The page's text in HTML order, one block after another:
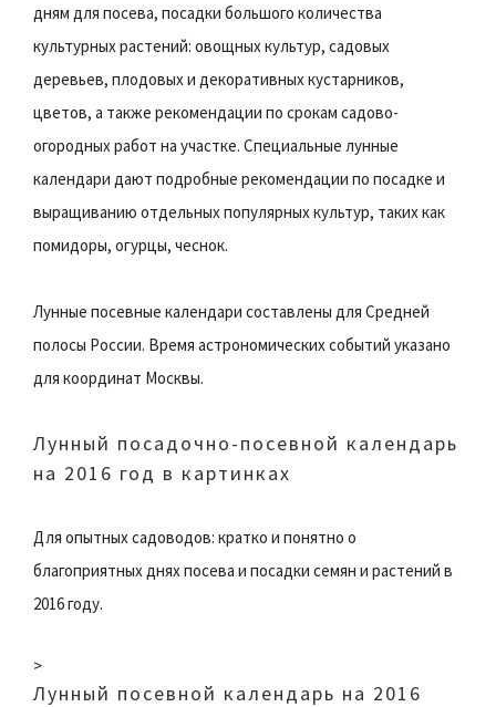
дням для посева, посадки большого количества
культурных растений: овощных культур, садовых
деревьев, плодовых и декоративных кустарников,
цветов, а также рекомендации по срокам садово-
огородных работ на участке. Специальные лунные
календари дают подробные рекомендации по посадке и
выращиванию отдельных популярных культур, таких как
помидоры, огурцы, чеснок.
Лунные посевные календари составлены для Средней
полосы России. Время астрономических событий указано
для координат Москвы.
Лунный посадочно-посевной календарь
на 2016 год в картинках
Для опытных садоводов: кратко и понятно о
благоприятных днях посева и посадки семян и растений в
2016 году.
>
Лунный посевной календарь на 2016